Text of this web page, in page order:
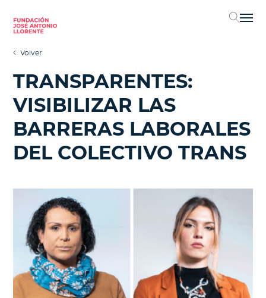
Volver
TRANSPARENTES:
VISIBILIZAR LAS
BARRERAS LABORALES
DEL COLECTIVO TRANS